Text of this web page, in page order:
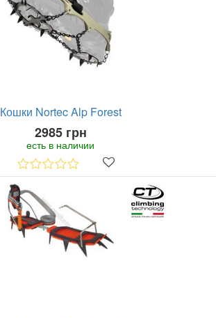
Кошки Nortec Alp Forest
2985 грн
есть в наличии